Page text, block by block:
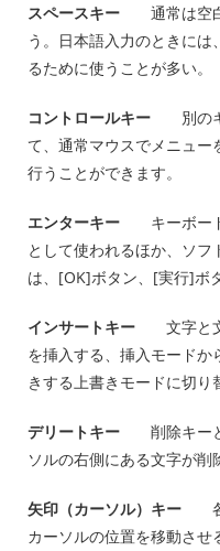
スペースキー 通常は空白
う。日本語入力のときに
るために使うことが多い。
コントロールキー 別のキ
て、通常マウスでメニュ
行うことができます。
エンターキー キーボード
として使われるほか、ソ
は、[OK]ボタン、[実行]ボ
インサートキー 文字と文
を挿入する、挿入モード
きする上書きモードに切り
デリートキー 削除キーと
ソルの右側にある文字が削
矢印（カーソル）キー 各
カーソルの位置を移動させ